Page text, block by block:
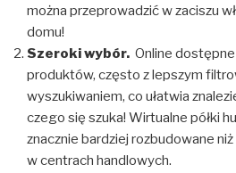
można przeprowadzić w zaciszu
domu!
Szeroki wybór. Online
produktów, często z lepszym
wyszukiwaniem, co ułatwia
czego się szuka! Wirtualne półki
znacznie bardziej rozbudowane
w centrach handlowych.